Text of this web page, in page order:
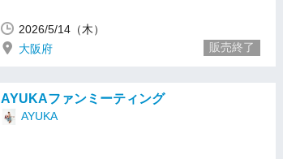
2026/5/14（木）
大阪府
販売終了
AYUKAファンミーティング
AYUKA